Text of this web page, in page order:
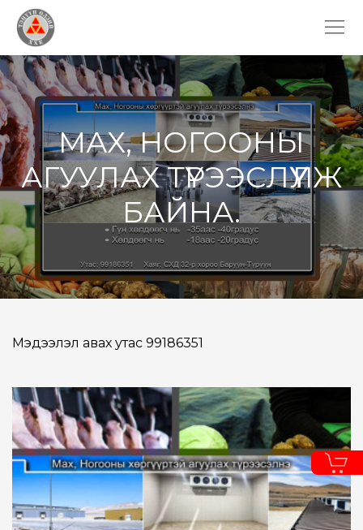
МАХ, НОГООНЫ
АГУУЛАХ ТҮРЭЭСЛҮҮЛЖ
БАЙНА.
Мэдээлэл авах утас 99186351